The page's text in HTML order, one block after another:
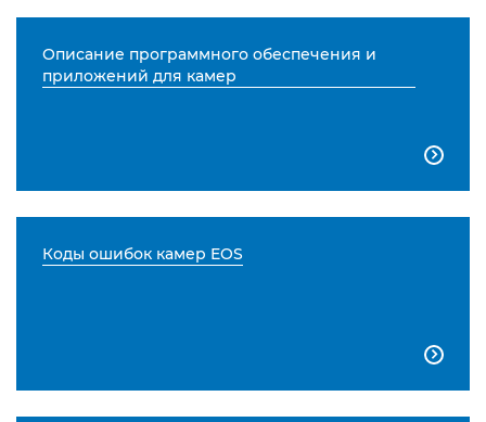
Описание программного обеспечения и
приложений для камер

Коды ошибок камер EOS
